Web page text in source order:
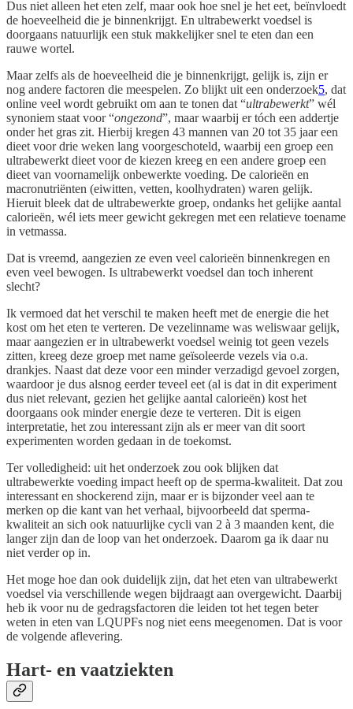
Dus niet alleen het eten zelf, maar ook hoe snel je het eet, beïnvloedt
de hoeveelheid die je binnenkrijgt. En ultrabewerkt voedsel is
doorgaans natuurlijk een stuk makkelijker snel te eten dan een
rauwe wortel.
Maar zelfs als de hoeveelheid die je binnenkrijgt, gelijk is, zijn er
nog andere factoren die meespelen. Zo blijkt uit een onderzoek5, dat
online veel wordt gebruikt om aan te tonen dat “ultrabewerkt” wél
synoniem staat voor “ongezond”, maar waarbij er tóch een addertje
onder het gras zit. Hierbij kregen 43 mannen van 20 tot 35 jaar een
dieet voor drie weken lang voorgeschoteld, waarbij een groep een
ultrabewerkt dieet voor de kiezen kreeg en een andere groep een
dieet van voornamelijk onbewerkte voeding. De calorieën en
macronutriënten (eiwitten, vetten, koolhydraten) waren gelijk.
Hieruit bleek dat de ultrabewerkte groep, ondanks het gelijke aantal
calorieën, wél iets meer gewicht gekregen met een relatieve toename
in vetmassa.
Dat is vreemd, aangezien ze even veel calorieën binnenkregen en
even veel bewogen. Is ultrabewerkt voedsel dan toch inherent
slecht?
Ik vermoed dat het verschil te maken heeft met de energie die het
kost om het eten te verteren. De vezelinname was weliswaar gelijk,
maar aangezien er in ultrabewerkt voedsel weinig tot geen vezels
zitten, kreeg deze groep met name geïsoleerde vezels via o.a.
drankjes. Naast dat deze voor een minder verzadigd gevoel zorgen,
waardoor je dus alsnog eerder teveel eet (al is dat in dit experiment
dus niet relevant, gezien het gelijke aantal calorieën) kost het
doorgaans ook minder energie deze te verteren. Dit is eigen
interpretatie, het zou interessant zijn als er meer van dit soort
experimenten worden gedaan in de toekomst.
Ter volledigheid: uit het onderzoek zou ook blijken dat
ultrabewerkte voeding impact heeft op de sperma-kwaliteit. Dat zou
interessant en shockerend zijn, maar er is bijzonder veel aan te
merken op die kant van het verhaal, bijvoorbeeld dat sperma-
kwaliteit an sich ook natuurlijke cycli van 2 à 3 maanden kent, die
langer zijn dan de loop van het onderzoek. Daarom ga ik daar nu
niet verder op in.
Het moge hoe dan ook duidelijk zijn, dat het eten van ultrabewerkt
voedsel via verschillende wegen bijdraagt aan overgewicht. Daarbij
heb ik voor nu de gedragsfactoren die leiden tot het tegen beter
weten in eten van LQUPFs nog niet eens meegenomen. Dat is voor
de volgende aflevering.
Hart- en vaatziekten